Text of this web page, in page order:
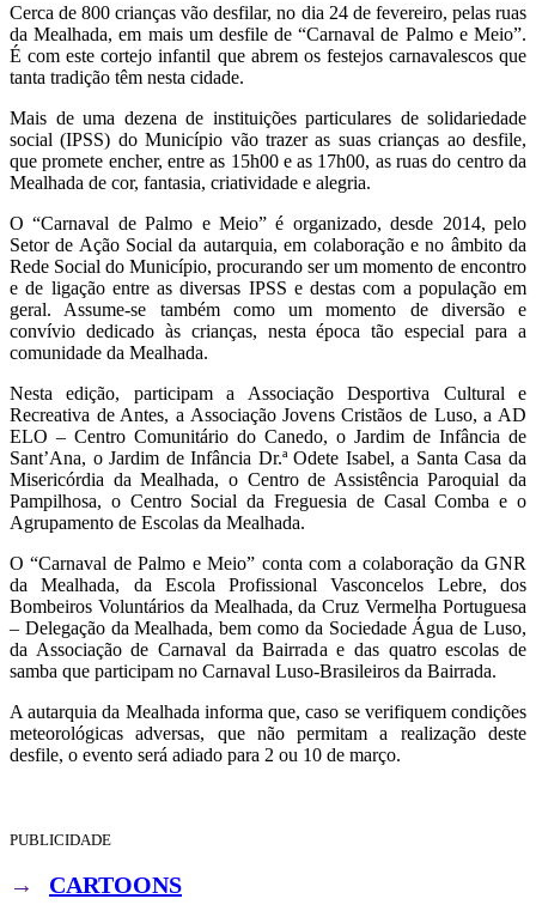
Cerca de 800 crianças vão desfilar, no dia 24 de fevereiro, pelas ruas
da Mealhada, em mais um desfile de “Carnaval de Palmo e Meio”.
É com este cortejo infantil que abrem os festejos carnavalescos que
tanta tradição têm nesta cidade.
Mais de uma dezena de instituições particulares de solidariedade
social (IPSS) do Município vão trazer as suas crianças ao desfile,
que promete encher, entre as 15h00 e as 17h00, as ruas do centro da
Mealhada de cor, fantasia, criatividade e alegria.
O “Carnaval de Palmo e Meio” é organizado, desde 2014, pelo
Setor de Ação Social da autarquia, em colaboração e no âmbito da
Rede Social do Município, procurando ser um momento de encontro
e de ligação entre as diversas IPSS e destas com a população em
geral. Assume-se também como um momento de diversão e
convívio dedicado às crianças, nesta época tão especial para a
comunidade da Mealhada.
Nesta edição, participam a Associação Desportiva Cultural e
Recreativa de Antes, a Associação Jovens Cristãos de Luso, a AD
ELO – Centro Comunitário do Canedo, o Jardim de Infância de
Sant’Ana, o Jardim de Infância Dr.ª Odete Isabel, a Santa Casa da
Misericórdia da Mealhada, o Centro de Assistência Paroquial da
Pampilhosa, o Centro Social da Freguesia de Casal Comba e o
Agrupamento de Escolas da Mealhada.
O “Carnaval de Palmo e Meio” conta com a colaboração da GNR
da Mealhada, da Escola Profissional Vasconcelos Lebre, dos
Bombeiros Voluntários da Mealhada, da Cruz Vermelha Portuguesa
– Delegação da Mealhada, bem como da Sociedade Água de Luso,
da Associação de Carnaval da Bairrada e das quatro escolas de
samba que participam no Carnaval Luso-Brasileiros da Bairrada.
A autarquia da Mealhada informa que, caso se verifiquem condições
meteorológicas adversas, que não permitam a realização deste
desfile, o evento será adiado para 2 ou 10 de março.
PUBLICIDADE
→ CARTOONS